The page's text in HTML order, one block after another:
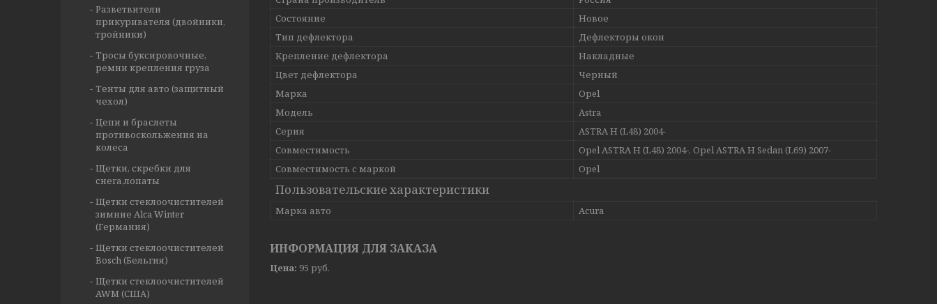
Состояние
Новое
Тип дефлектора
Дефлекторы окон
Крепление дефлектора
Накладные
Цвет дефлектора
Черный
Марка
Opel
Модель
Astra
Серия
ASTRA H (L48) 2004-
Совместимость
Opel ASTRA H (L48) 2004-, Opel ASTRA H Sedan (L69) 2007-
Совместимость с маркой
Opel
Пользовательские характеристики
Марка авто Acura
ИНФОРМАЦИЯ ДЛЯ ЗАКАЗА
Цена: 95 руб.
Разветвители
прикуривателя (двойники,
тройники)
Тросы буксировочные,
ремни крепления груза
Тенты для авто (защитный
чехол)
Цепи и браслеты
противоскольжения на
колеса
Щетки, скребки для
снега,лопаты
Щетки стеклоочистителей
зимние Alca Winter
(Германия)
Щетки стеклоочистителей
Bosch (Бельгия)
Щетки стеклоочистителей
AWM (США)